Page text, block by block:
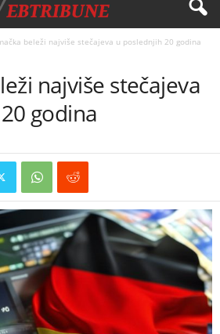
beleži najviše stečajeva u poslednjih 20 godina
najviše stečajeva
godina